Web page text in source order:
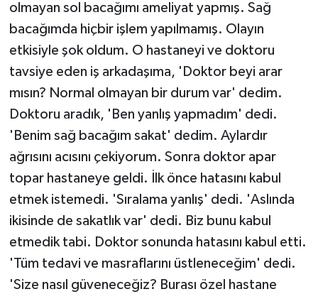
olmayan sol bacağımı ameliyat yapmış. Sağ
bacağımda hiçbir işlem yapılmamış. Olayın
etkisiyle şok oldum. O hastaneyi ve doktoru
tavsiye eden iş arkadaşıma, 'Doktor beyi arar
mısın? Normal olmayan bir durum var' dedim.
Doktoru aradık, 'Ben yanlış yapmadım' dedi.
'Benim sağ bacağım sakat' dedim. Aylardır
ağrısını acısını çekiyorum. Sonra doktor apar
topar hastaneye geldi. İlk önce hatasını kabul
etmek istemedi. 'Sıralama yanlış' dedi. 'Aslında
ikisinde de sakatlık var' dedi. Biz bunu kabul
etmedik tabi. Doktor sonunda hatasını kabul etti.
'Tüm tedavi ve masraflarını üstleneceğim' dedi.
'Size nasıl güveneceğiz? Burası özel hastane